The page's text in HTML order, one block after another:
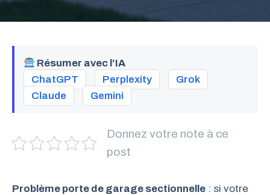
Résumer avec l’IA
ChatGPT
Perplexity
Grok
Claude
Gemini
Donnez votre note à ce
post
Problème porte de garage sectionnelle : si votre